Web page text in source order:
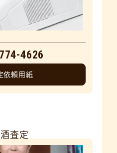
4626
依頼用紙
査定